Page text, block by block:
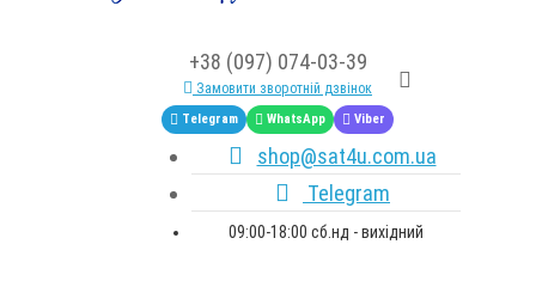
+38 (097) 074-03-39
Замовити зворотній дзвінок
Telegram WhatsApp Viber
shop@sat4u.com.ua
Telegram
09:00-18:00 сб.нд - вихідний